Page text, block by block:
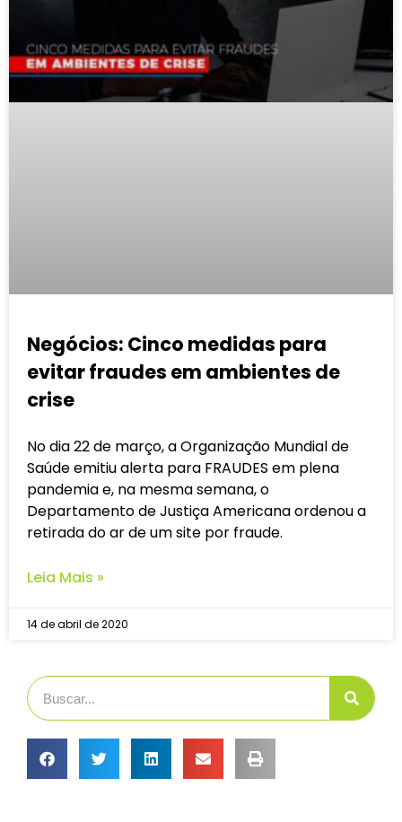
Negócios: Cinco medidas para
evitar fraudes em ambientes de
crise
No dia 22 de março, a Organização Mundial de
Saúde emitiu alerta para FRAUDES em plena
pandemia e, na mesma semana, o
Departamento de Justiça Americana ordenou a
retirada do ar de um site por fraude.
Leia Mais »
14 de abril de 2020